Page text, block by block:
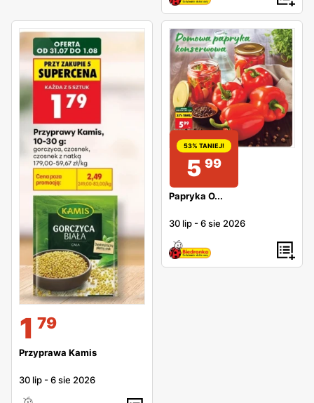
1 79
Przyprawa Kamis
30 lip -6 sie 2026
53% TANIEJ!
5 99
Papryka O...
30 lip -6 sie 2026